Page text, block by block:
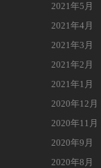
2021年5月
2021年4月
2021年3月
2021年2月
2021年1月
2020年12月
2020年11月
2020年9月
2020年8月